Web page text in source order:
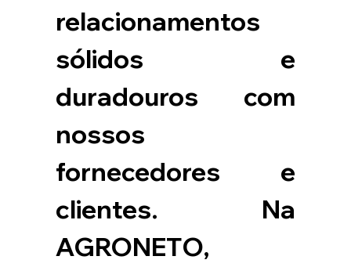
relacionamentos
sólidos e
duradouros com
nossos
fornecedores e
clientes. Na
AGRONETO,